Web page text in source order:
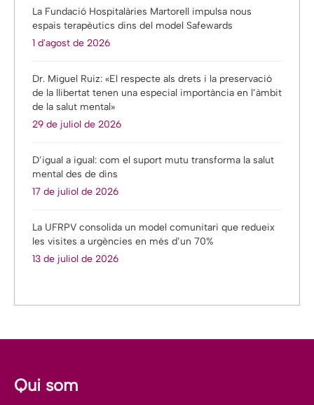
La Fundació Hospitalàries Martorell impulsa nous
espais terapèutics dins del model Safewards
1 d'agost de 2026
Dr. Miguel Ruiz: «El respecte als drets i la preservació
de la llibertat tenen una especial importància en l’àmbit
de la salut mental»
29 de juliol de 2026
D’igual a igual: com el suport mutu transforma la salut
mental des de dins
17 de juliol de 2026
La UFRPV consolida un model comunitari que redueix
les visites a urgències en més d’un 70%
13 de juliol de 2026
Qui som